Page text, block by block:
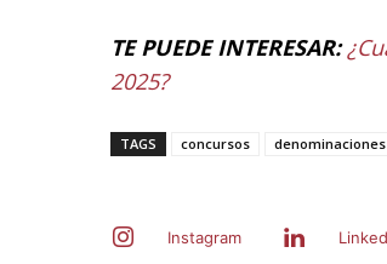
TE PUEDE INTERESAR:
2025?
TAGS concursos
Instagram